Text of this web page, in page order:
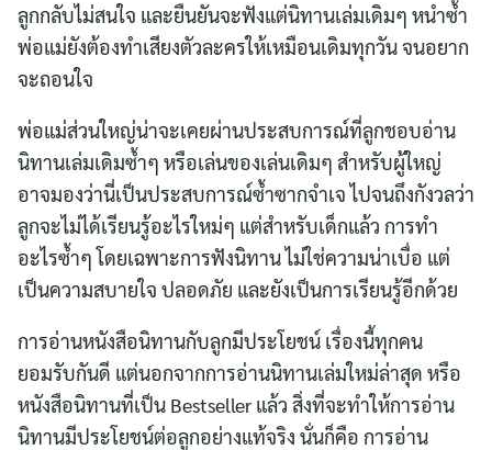
ลูกกลับไม่สนใจ และยืนยันจะฟังแต่นิทานเล่มเดิมๆ หนำซ้ำ
พ่อแม่ยังต้องทำเสียงตัวละครให้เหมือนเดิมทุกวัน จนอยาก
จะถอนใจ
พ่อแม่ส่วนใหญ่น่าจะเคยผ่านประสบการณ์ที่ลูกชอบอ่าน
นิทานเล่มเดิมซ้ำๆ หรือเล่นของเล่นเดิมๆ สำหรับผู้ใหญ่
อาจมองว่านี่เป็นประสบการณ์ซ้ำซากจำเจ ไปจนถึงกังวลว่า
ลูกจะไม่ได้เรียนรู้อะไรใหม่ๆ แต่สำหรับเด็กแล้ว การทำ
อะไรซ้ำๆ โดยเฉพาะการฟังนิทาน ไม่ใช่ความน่าเบื่อ แต่
เป็นความสบายใจ ปลอดภัย และยังเป็นการเรียนรู้อีกด้วย
การอ่านหนังสือนิทานกับลูกมีประโยชน์ เรื่องนี้ทุกคน
ยอมรับกันดี แต่นอกจากการอ่านนิทานเล่มใหม่ล่าสุด หรือ
หนังสือนิทานที่เป็น Bestseller แล้ว สิ่งที่จะทำให้การอ่าน
นิทานมีประโยชน์ต่อลูกอย่างแท้จริง นั่นก็คือ การอ่าน